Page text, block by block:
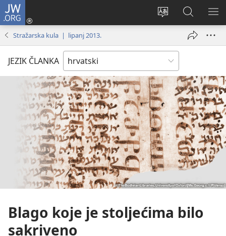
JW.ORG
Promijeni
Prijava
(otvara
prozor)
JW.ORG
|
Pretraga
Stražarska kula | lipanj 2013.
JEZIK ČLANKA
Blago koje je stoljećima bilo
sakriveno